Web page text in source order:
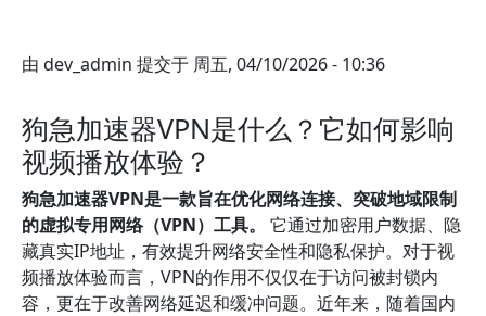
由 dev_admin 提交于 周五, 04/10/2026 - 10:36
狗急加速器VPN是什么？它如何影响
视频播放体验？
狗急加速器VPN是一款旨在优化网络连接、突破地域限制
的虚拟专用网络（VPN）工具。
它通过加密用户数据、隐
藏真实IP地址，有效提升网络安全性和隐私保护。对于视
频播放体验而言，VPN的作用不仅仅在于访问被封锁内
容，更在于改善网络延迟和缓冲问题。近年来，随着国内